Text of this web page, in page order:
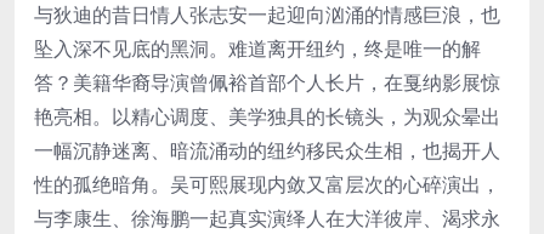
与狄迪的昔日情人张志安一起迎向汹涌的情感巨浪，也
坠入深不见底的黑洞。难道离开纽约，终是唯一的解
答？美籍华裔导演曾佩裕首部个人长片，在戛纳影展惊
艳亮相。以精心调度、美学独具的长镜头，为观众晕出
一幅沉静迷离、暗流涌动的纽约移民众生相，也揭开人
性的孤绝暗角。吴可熙展现内敛又富层次的心碎演出，
与李康生、徐海鹏一起真实演绎人在大洋彼岸、渴求永